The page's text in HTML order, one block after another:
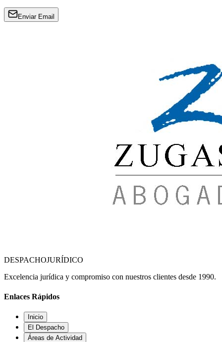
Enviar Email
DESPACHOJURÍDICO
Excelencia jurídica y compromiso con nuestros clientes desde 1990.
Enlaces Rápidos
Inicio
El Despacho
Áreas de Actividad